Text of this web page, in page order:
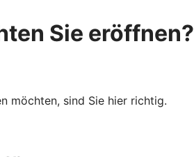
Sie eröffnen?
möchten, sind Sie hier richtig.